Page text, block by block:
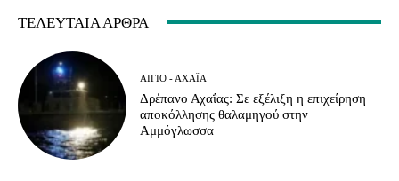
ΤΕΛΕΥΤΑΊΑ ΆΡΘΡΑ
ΑΊΓΙΟ - ΑΧΑΪ́Α
Δρέπανο Αχαΐας: Σε εξέλιξη η επιχείρηση
αποκόλλησης θαλαμηγού στην
Αμμόγλωσσα